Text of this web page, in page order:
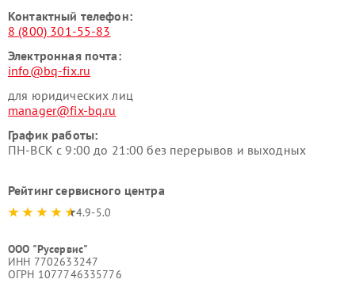
Контактный телефон:
8 (800) 301-55-83
Электронная почта:
info@bq-fix.ru
для юридических лиц
manager@fix-bq.ru
График работы:
ПН-ВСК с 9:00 до 21:00 без перерывов и выходных
Рейтинг сервисного центра
4.9-5.0
ООО "Русервис"
ИНН 7702633247
ОГРН 1077746335776